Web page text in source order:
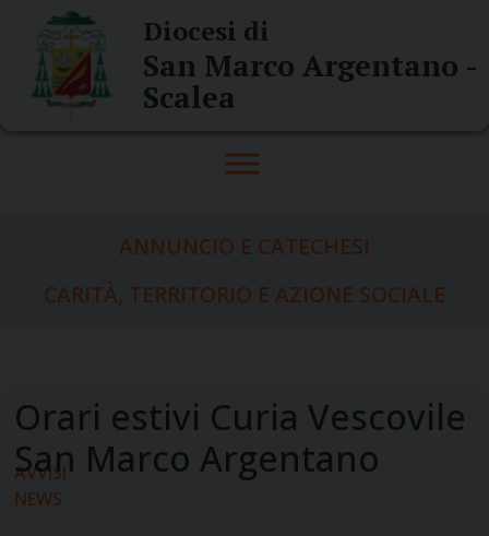
content
Diocesi di
San Marco Argentano -
Scalea
ANNUNCIO E CATECHESI
CARITÀ, TERRITORIO E AZIONE SOCIALE
AVVISI
NEWS